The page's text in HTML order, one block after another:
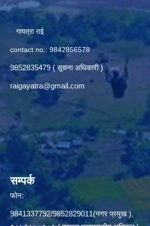
गायत्रा राई
contact no.: 9842856578
9852835479 ( सूचना अधिकारी )
raigayatra@gmail.com
सम्पर्क
फोन:
9841337792/9852829011(नगर प्रमुख ),